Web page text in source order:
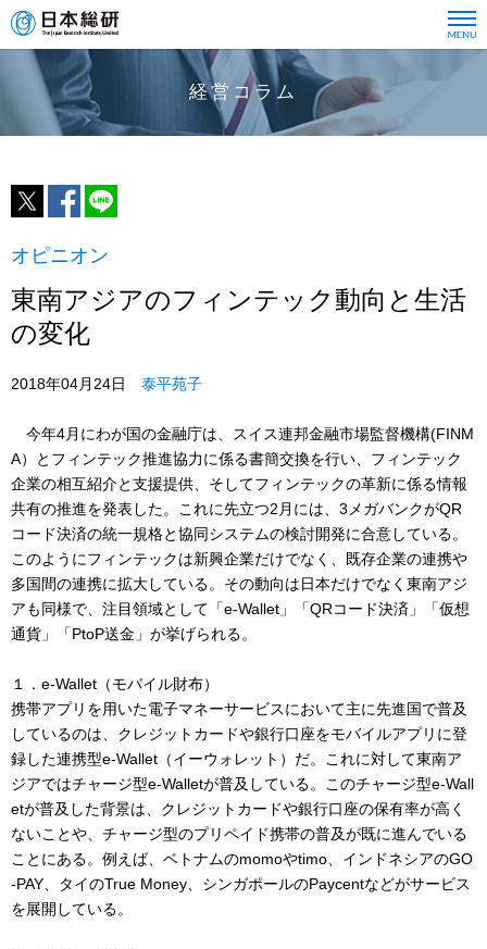
経営コラム
オピニオン
東南アジアのフィンテック動向と生活
の変化
2018年04月24日 泰平苑子
今年4月にわが国の金融庁は、スイス連邦金融市場監督機構(FINM
A）とフィンテック推進協力に係る書簡交換を行い、フィンテック
企業の相互紹介と支援提供、そしてフィンテックの革新に係る情報
共有の推進を発表した。これに先立つ2月には、3メガバンクがQR
コード決済の統一規格と協同システムの検討開発に合意している。
このようにフィンテックは新興企業だけでなく、既存企業の連携や
多国間の連携に拡大している。その動向は日本だけでなく東南アジ
アも同様で、注目領域として「e-Wallet」「QRコード決済」「仮想
通貨」「PtoP送金」が挙げられる。
１．e-Wallet（モバイル財布）
携帯アプリを用いた電子マネーサービスにおいて主に先進国で普及
しているのは、クレジットカードや銀行口座をモバイルアプリに登
録した連携型e-Wallet（イーウォレット）だ。これに対して東南ア
ジアではチャージ型e-Walletが普及している。このチャージ型e-Wall
etが普及した背景は、クレジットカードや銀行口座の保有率が高く
ないことや、チャージ型のプリペイド携帯の普及が既に進んでいる
ことにある。例えば、ベトナムのmomoやtimo、インドネシアのGO
-PAY、タイのTrue Money、シンガポールのPaycentなどがサービス
を展開している。